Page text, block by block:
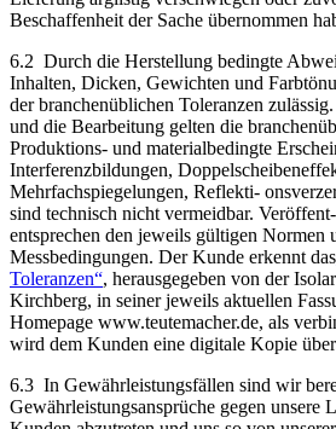
Beschaffenheit der Sache übernommen
6.2 Durch die Herstellung bedingte
Inhalten, Dicken, Gewichten und
der branchenüblichen Toleranzen
und die Bearbeitung gelten die
Produktions- und materialbedingte
Interferenzbildungen,
Mehrfachspiegelungen, Reflekti-
sind technisch nicht vermeidbar.
entsprechen den jeweils gültigen Normen
Messbedingungen. Der Kunde erkennt das
Toleranzen“, herausgegeben von der
Kirchberg, in seiner jeweils aktuellen
Homepage www.teutemacher.de, als
wird dem Kunden eine digitale Kopie
6.3 In Gewährleistungsfällen sind wir
Gewährleistungsansprüche gegen unsere